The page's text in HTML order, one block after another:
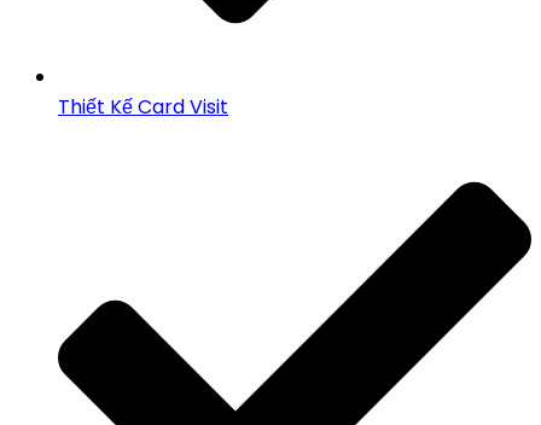
Thiết Kế Card Visit